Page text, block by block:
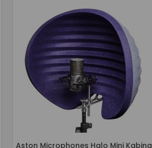
Aston Microphones Halo Mini Kabina